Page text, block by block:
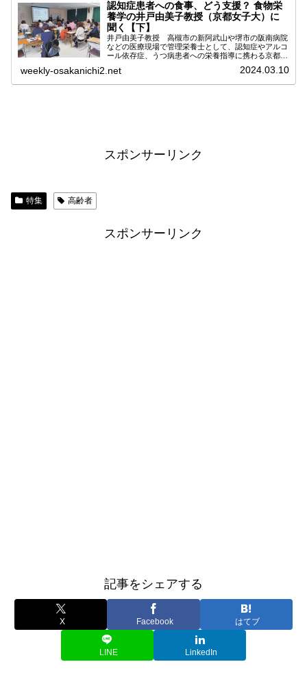
認知症患者への食事、どう支援？ 食物栄
養学の井戸由美子教授（京都女子大）に
聞く【下】
井戸由美子教授 高槻市の新阿武山や堺市の阪南病院
などの医療現場で管理栄養士として、認知症やアルコ
ール依存症、うつ病患者への栄養指導に携わる京都女
習慣病予防レシピを考案し、「香りと食欲」につい
weekly-osakanichi2.net 2024.03.10
スポンサーリンク
特集 高齢者
スポンサーリンク
記事をシェアする
X Facebook はてブ
LINE LinkedIn